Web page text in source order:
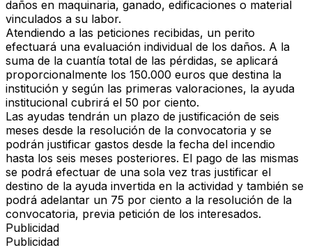
daños en maquinaria, ganado, edificaciones o material
vinculados a su labor.
Atendiendo a las peticiones recibidas, un perito
efectuará una evaluación individual de los daños. A la
suma de la cuantía total de las pérdidas, se aplicará
proporcionalmente los 150.000 euros que destina la
institución y según las primeras valoraciones, la ayuda
institucional cubrirá el 50 por ciento.
Las ayudas tendrán un plazo de justificación de seis
meses desde la resolución de la convocatoria y se
podrán justificar gastos desde la fecha del incendio
hasta los seis meses posteriores. El pago de las mismas
se podrá efectuar de una sola vez tras justificar el
destino de la ayuda invertida en la actividad y también se
podrá adelantar un 75 por ciento a la resolución de la
convocatoria, previa petición de los interesados.
Publicidad
Publicidad